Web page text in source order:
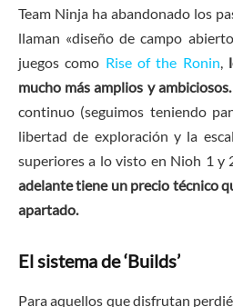
Team Ninja ha abandonado los
llaman «diseño de campo
juegos como Rise of the Ronin,
mucho más amplios y ambiciosos.
continuo (seguimos teniendo
libertad de exploración y la
superiores a lo visto en Nioh 1 y
adelante tiene un precio técnico
apartado.
El sistema de ‘Builds’
Para aquellos que disfrutan